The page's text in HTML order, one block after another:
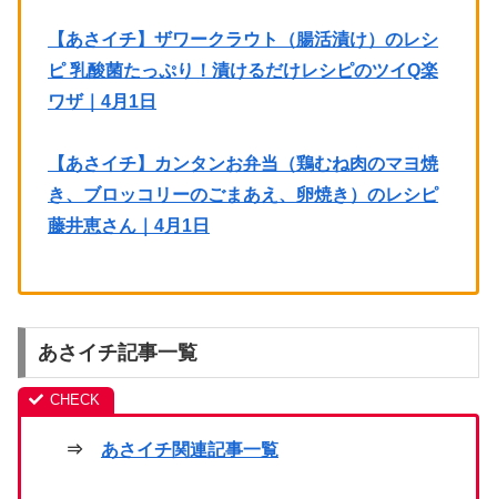
【あさイチ】ザワークラウト（腸活漬け）のレシ
ピ 乳酸菌たっぷり！漬けるだけレシピのツイQ楽
ワザ｜4月1日
【あさイチ】カンタンお弁当（鶏むね肉のマヨ焼
き、ブロッコリーのごまあえ、卵焼き）のレシピ
藤井恵さん｜4月1日
あさイチ記事一覧
⇒ あさイチ関連記事一覧